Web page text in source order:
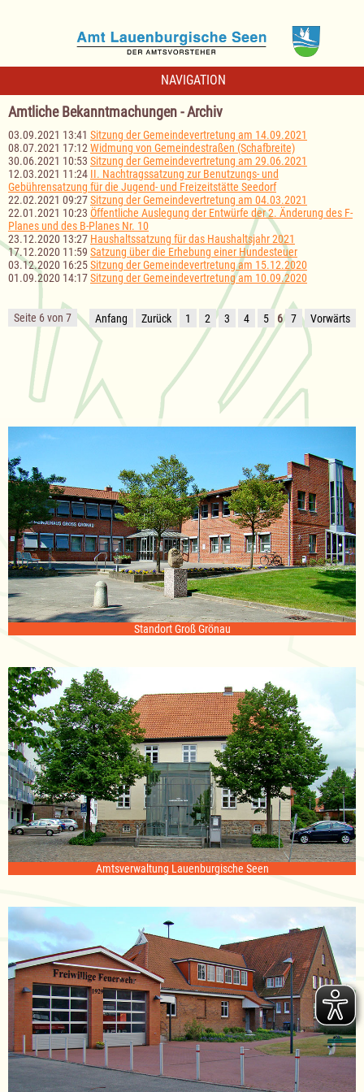
NAVIGATION
Amtliche Bekanntmachungen - Archiv
03.09.2021 13:41 Sitzung der Gemeindevertretung am 14.09.2021
08.07.2021 17:12 Widmung von Gemeindestraßen (Schafbreite)
30.06.2021 10:53 Sitzung der Gemeindevertretung am 29.06.2021
12.03.2021 11:24 II. Nachtragssatzung zur Benutzungs- und
Gebührensatzung für die Jugend- und Freizeitstätte Seedorf
22.02.2021 09:27Sitzung der Gemeindevertretung am 04.03.2021
22.01.2021 10:23 Öffentliche Auslegung der Entwürfe der 2. Änderung des F-
Planes und des B-Planes Nr. 10
23.12.2020 13:27 Haushaltssatzung für das Haushaltsjahr 2021
17.12.2020 11:59 Satzung über die Erhebung einer Hundesteuer
03.12.2020 16:25Sitzung der Gemeindevertretung am 15.12.2020
01.09.2020 14:17Sitzung der Gemeindevertretung am 10.09.2020
Seite 6 von 7 Anfang Zurück 1 2 3 4 5 6 7 Vorwärts
Standort Groß Grönau
Amtsverwaltung Lauenburgische Seen